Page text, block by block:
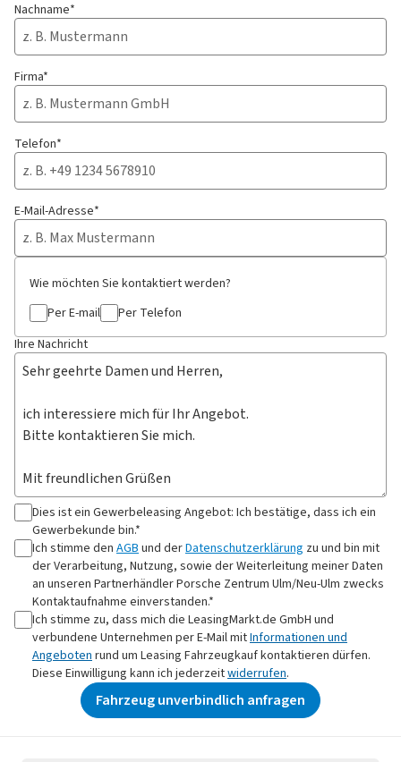
Nachname*
Firma*
Telefon*
E-Mail-Adresse*
Wie möchten Sie kontaktiert werden?
Per E-mail
Per Telefon
Ihre Nachricht
Dies ist ein Gewerbeleasing Angebot: Ich bestätige, dass ich ein
Gewerbekunde bin.*
Ich stimme den AGBund derDatenschutzerklärung zu und bin mit
der Verarbeitung, Nutzung, sowie der Weiterleitung meiner Daten
an unseren Partnerhändler Porsche Zentrum Ulm/Neu-Ulm zwecks
Kontaktaufnahme einverstanden.*
Ich stimme zu, dass mich die LeasingMarkt.de GmbH und
verbundene Unternehmen per E-Mail mitInformationen und
Angebotenrund um Leasing Fahrzeugkauf kontaktieren dürfen.
Diese Einwilligung kann ich jederzeitwiderrufen.
Fahrzeug unverbindlich anfragen